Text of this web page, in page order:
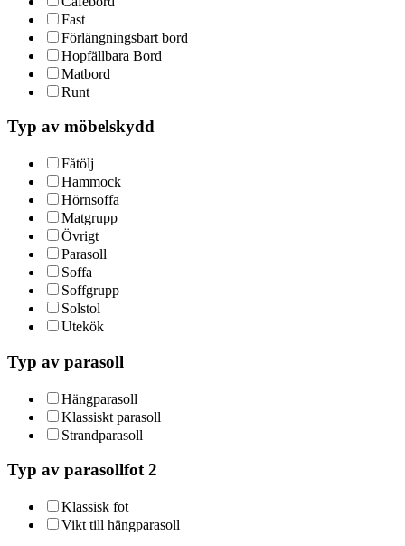
Fast
Förlängningsbart bord
Hopfällbara Bord
Matbord
Runt
Typ av möbelskydd
Fåtölj
Hammock
Hörnsoffa
Matgrupp
Övrigt
Parasoll
Soffa
Soffgrupp
Solstol
Utekök
Typ av parasoll
Hängparasoll
Klassiskt parasoll
Strandparasoll
Typ av parasollfot 2
Klassisk fot
Vikt till hängparasoll